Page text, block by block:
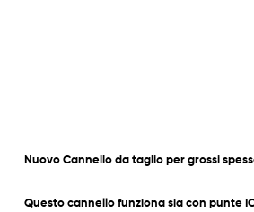
Nuovo Cannello da taglio per grossi
Questo cannello funziona sia con punte IC